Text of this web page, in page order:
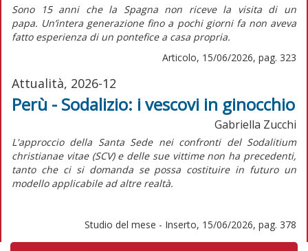
Sono 15 anni che la Spagna non riceve la visita di un
papa. Un’intera generazione fino a pochi giorni fa non aveva
fatto esperienza di un pontefice a casa propria.
Articolo, 15/06/2026, pag. 323
Attualità, 2026-12
Perù - Sodalizio: i vescovi in ginocchio
Gabriella Zucchi
L'approccio della Santa Sede nei confronti del Sodalitium
christianae vitae(SCV) e delle sue vittime non ha precedenti,
tanto che ci si domanda se possa costituire in futuro un
modello applicabile ad altre realtà.
Studio del mese - Inserto, 15/06/2026, pag. 378